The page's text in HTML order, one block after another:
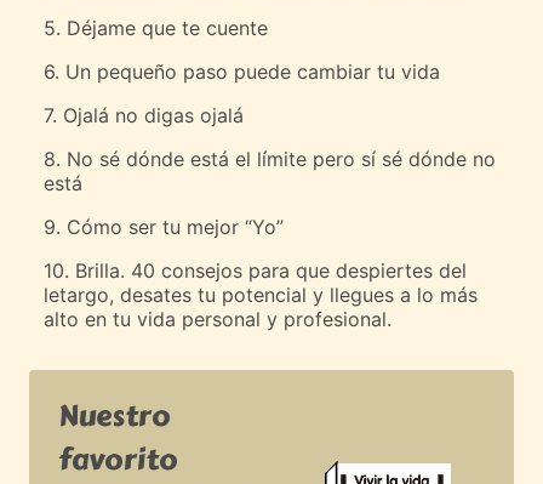
5. Déjame que te cuente
6. Un pequeño paso puede cambiar tu vida
7. Ojalá no digas ojalá
8. No sé dónde está el límite pero sí sé dónde no
está
9. Cómo ser tu mejor “Yo”
10. Brilla. 40 consejos para que despiertes del
letargo, desates tu potencial y llegues a lo más
alto en tu vida personal y profesional.
Nuestro
favorito